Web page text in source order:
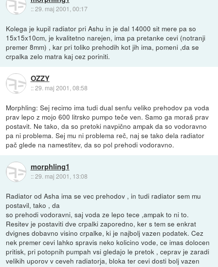
::29. maj 2001, 00:17
Kolega je kupil radiator pri Ashu in je dal 14000 sit mere pa so
15x15x10cm, je kvalitetno narejen, ima pa pretanke cevi (notranji
premer 8mm) , kar pri toliko prehodih kot jih ima, pomeni ,da se
crpalka zelo matra kaj cez poriniti.
OZZY
::29. maj 2001, 08:58
Morphling: Sej recimo ima tudi dual senfu veliko prehodov pa voda
prav lepo z mojo 600 litrsko pumpo teče ven. Samo ga moraš prav
postavit. Ne tako, da so pretoki navpično ampak da so vodoravno
pa ni problema. Sej mu ni problema reč, naj se tako dela radiator
pač glede na namestitev, da so pol prehodi vodoravno.
morphling1
::29. maj 2001, 13:08
Radiator od Asha ima se vec prehodov , in tudi radiator sem mu
postavil, tako , da
so prehodi vodoravni, saj voda ze lepo tece ,ampak to ni to.
Resitev je postaviti dve crpalki zaporedno, ker s tem se enkrat
dvignes dobavno visino crpalke, ki je najbolj vazen podatek. Cez
nek premer cevi lahko spravis neko kolicino vode, ce imas dolocen
pritisk, pri potopnih pumpah vsi gledajo le pretok , ceprav je zaradi
velikih uporov v ceveh radiatorja, bloka ter cevi dosti bolj vazen